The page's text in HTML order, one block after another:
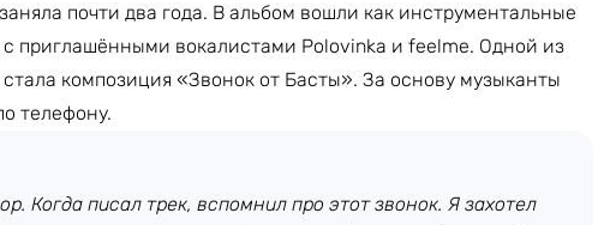
почти два года. В альбом вошли как инструментальные
приглашёнными вокалистами Polovinka и feelme. Одной из
композиция «Звонок от Басты». За основу музыканты
телефону.
Когда писал трек, вспомнил про этот звонок. Я захотел